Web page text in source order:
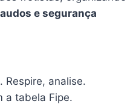
e segurança
Respire, analise.
a tabela Fipe.